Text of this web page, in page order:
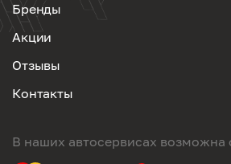
Бренды
Акции
Отзывы
Контакты
В наших автосервисах возможна